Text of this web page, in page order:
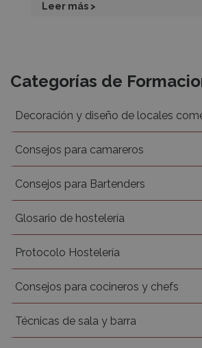
Leer más >
Recursos
Categorías de
Decoración y diseño de locales
Consejos para camareros
Consejos para Bartenders
Glosario de hostelería
Protocolo Hostelería
Consejos para cocineros y chefs
Técnicas de sala y barra